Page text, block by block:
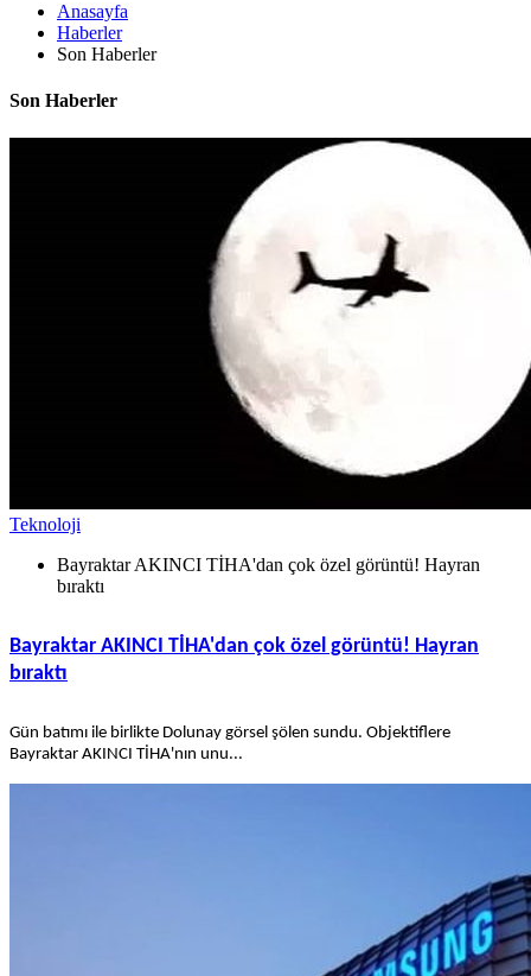
Anasayfa
Haberler
Son Haberler
Son Haberler
Teknoloji
Bayraktar AKINCI TİHA'dan çok özel görüntü! Hayran
bıraktı
Bayraktar AKINCI TİHA'dan çok özel görüntü! Hayran
bıraktı
Gün batımı ile birlikte Dolunay görsel şölen sundu. Objektiflere
Bayraktar AKINCI TİHA'nın unu...